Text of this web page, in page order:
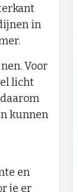
in
Voor
licht
kunnen
en
je er